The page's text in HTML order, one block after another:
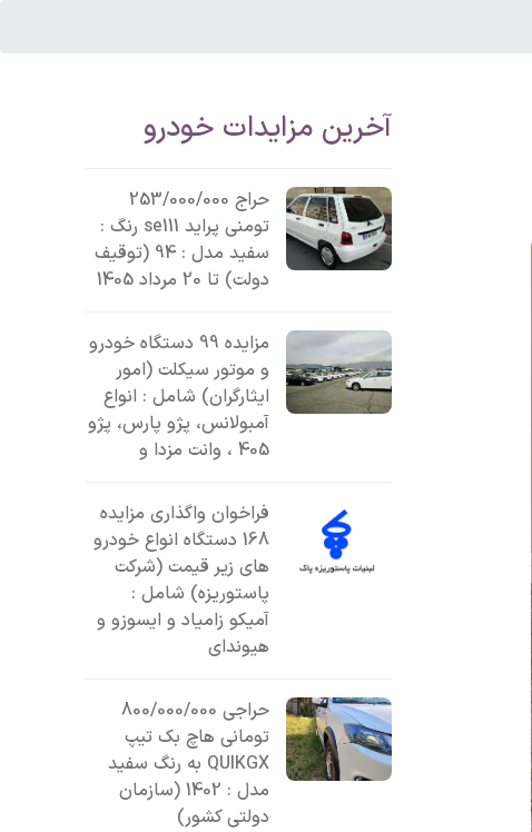
آخرین مزایدات خودرو
حراج 253/000/000
تومنی پراید se111 رنگ :
سفید مدل : 94 (توقیف
دولت) تا 20 مرداد 1405
مزایده 99 دستگاه خودرو
و موتور سیکلت (امور
ایثارگران) شامل : انواع
آمبولانس، پژو پارس، پژو
405 ، وانت مزدا و
فراخوان واگذاری مزایده
168 دستگاه انواع خودرو
های زیر قیمت (شرکت
پاستوریزه) شامل :
آمیکو زامیاد و ایسوزو و
هیوندای
حراجی 800/000/000
تومانی ھاچ بک تیپ
QUIKGX به رنگ سفید
مدل : 1402 (سازمان
دولتی کشور)